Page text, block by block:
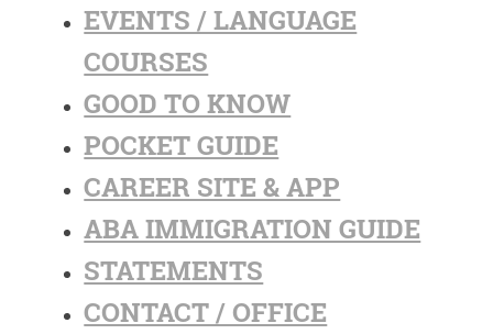
EVENTS / LANGUAGE
COURSES
GOOD TO KNOW
POCKET GUIDE
CAREER SITE & APP
ABA IMMIGRATION GUIDE
STATEMENTS
CONTACT / OFFICE